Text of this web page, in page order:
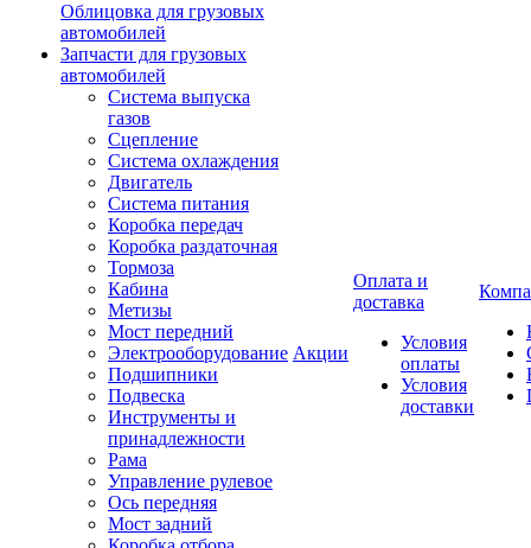
Облицовка для грузовых
автомобилей
Запчасти для грузовых
автомобилей
Система выпуска
газов
Сцепление
Система охлаждения
Двигатель
Система питания
Коробка передач
Коробка раздаточная
Тормоза
Кабина
Метизы
Мост передний
Электрооборудование
Подшипники
Подвеска
Инструменты и
принадлежности
Рама
Управление рулевое
Ось передняя
Мост задний
Акции
Оплата и
доставка
Условия
оплаты
Условия
доставки